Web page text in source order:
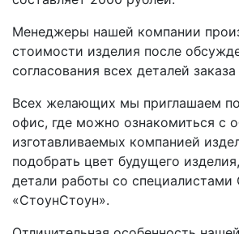
Менеджеры нашей компании
стоимости изделия после
согласования всех деталей
Всех желающих мы приглашаем
офис, где можно ознакомиться с
изготавливаемых компанией
подобрать цвет будущего
детали работы со
«СтоунСтоун».